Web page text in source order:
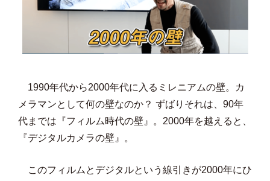
1990年代から2000年代に入るミレニアムの壁。カ
メラマンとして何の壁なのか？ ずばりそれは、90年
代までは『フィルム時代の壁』。2000年を越えると、
『デジタルカメラの壁』。
このフィルムとデジタルという線引きが2000年にひ